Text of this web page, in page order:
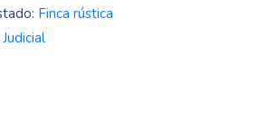
Finca rústica
Judicial